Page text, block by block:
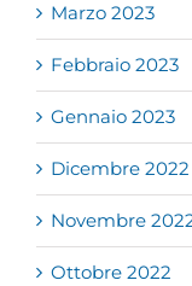
Marzo 2023
Febbraio 2023
Gennaio 2023
Dicembre 2022
Novembre
Ottobre 2022